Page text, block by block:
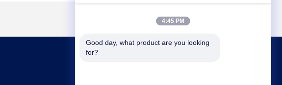
4:45 PM
Good day, what product are you looking
for?